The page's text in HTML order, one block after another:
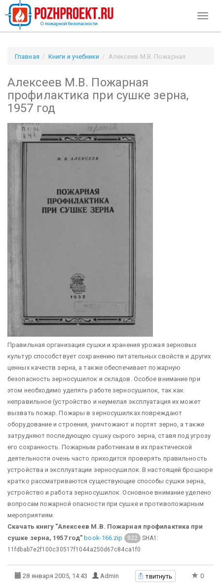
Главная Книги и учебники
Алексеев М.В. Пожарная
Алексеев М.В. Пожарная
профилактика при сушке зерна,
1957 год
Правильная организация сушки и хранения урожая зерновых
культур способствует сохранению питательных свойств и других
ценных качеств зерна, а также обеспечивает пожарную
безопасность зерносушилок и складов. Особое внимание при
этом необходимо уделять работе зерносушилок, так как
неправильное (устройство и неумелая эксплуатация их может
вызвать пожар. Пожары в зерносушилках повреждают
оборудование и строения, уничтожают и портят зерно, а также
затрудняют последующую сушку сырого зерна, ставя под угрозу
его сохранность. Пожарным работникам в их практической
деятельности очень часто приходится проверять правильность
устройства и эксплуатации зерносушилок. В настоящей брошюре
кратко рассматриваются существующие способы сушки зерна,
устройство и работа зерносушилок. Основное внимание уделено
вопросам пожарной опасности при сушке и противопожарным
мероприятиям.
Скачать книгу "Алексеев М.В. Пожарная профилактика при
сушке зерна, 1957 год" book-166.zip 922
SHA1:
11fdbab7e2f100c30517f1044a250d67c84ca1f0
28 января 2005, 14:43 Admin твитнуть
0